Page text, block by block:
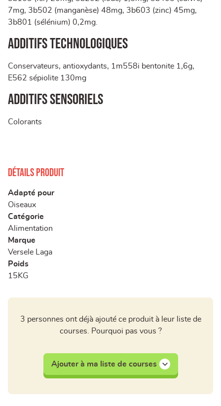
7mg, 3b502 (manganèse) 48mg, 3b603 (zinc) 45mg,
3b801 (sélénium) 0,2mg.
Additifs technologiques
Conservateurs, antioxydants, 1m558i bentonite 1,6g,
E562 sépiolite 130mg
Additifs sensoriels
Colorants
Détails produit
Adapté pour
Oiseaux
Catégorie
Alimentation
Marque
Versele Laga
Poids
15KG
3 personnes ont déjà ajouté ce produit à leur liste de
courses. Pourquoi pas vous ?
Ajouter à ma liste de courses